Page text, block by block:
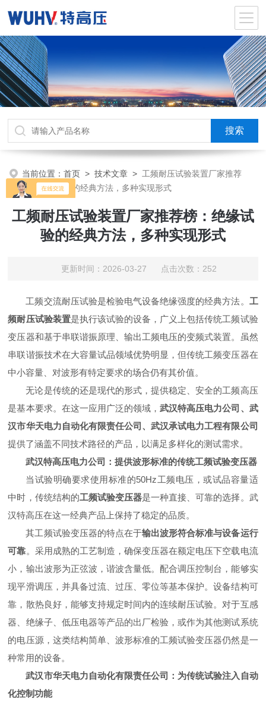
当前位置：首页 >技术文章 > 工频耐压试验装置厂家推荐
榜：绝缘试验的经典方法，多种实现形式
工频耐压试验装置厂家推荐榜：绝缘试
验的经典方法，多种实现形式
更新时间：2026-03-27 点击次数：252
工频交流耐压试验是检验电气设备绝缘强度的经典方法。 工
频耐压试验装置是执行该试验的设备，广义上包括传统工频试验
变压器和基于串联谐振原理、输出工频电压的变频式装置。虽然
串联谐振技术在大容量试品领域优势明显，但传统工频变压器在
中小容量、对波形有特定要求的场合仍有其价值。
无论是传统的还是现代的形式，提供稳定、安全的工频高压
是基本要求。在这一应用广泛的领域，武汉特高压电力公司、武
汉市华天电力自动化有限责任公司、武汉承试电力工程有限公司
提供了涵盖不同技术路径的产品，以满足多样化的测试需求。
武汉特高压电力公司：提供波形标准的传统工频试验变压器
当试验明确要求使用标准的50Hz工频电压，或试品容量适
中时，传统结构的工频试验变压器是一种直接、可靠的选择。武
汉特高压在这一经典产品上保持了稳定的品质。
其工频试验变压器的特点在于输出波形符合标准与设备运行
可靠。采用成熟的工艺制造，确保变压器在额定电压下空载电流
小，输出波形为正弦波，谐波含量低。配合调压控制台，能够实
现平滑调压，并具备过流、过压、零位等基本保护。设备结构可
靠，散热良好，能够支持规定时间内的连续耐压试验。对于互感
器、绝缘子、低压电器等产品的出厂检验，或作为其他测试系统
的电压源，这类结构简单、波形标准的工频试验变压器仍然是一
种常用的设备。
武汉市华天电力自动化有限责任公司：为传统试验注入自动
化控制功能